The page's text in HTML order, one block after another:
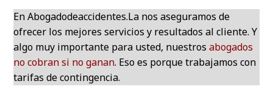
En Abogadodeaccidentes.La nos aseguramos de
ofrecer los mejores servicios y resultados al cliente. Y
algo muy importante para usted, nuestrosabogados
no cobran si no ganan. Eso es porque trabajamos con
tarifas de contingencia.